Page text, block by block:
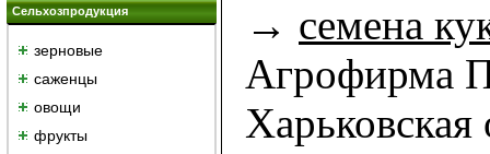
Сельхозпродукция
зерновые
саженцы
овощи
фрукты
→ семена
Агрофирма
Харьковская